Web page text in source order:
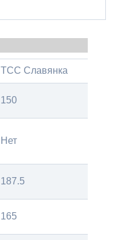
ТСС Славянка
150
Нет
187.5
165